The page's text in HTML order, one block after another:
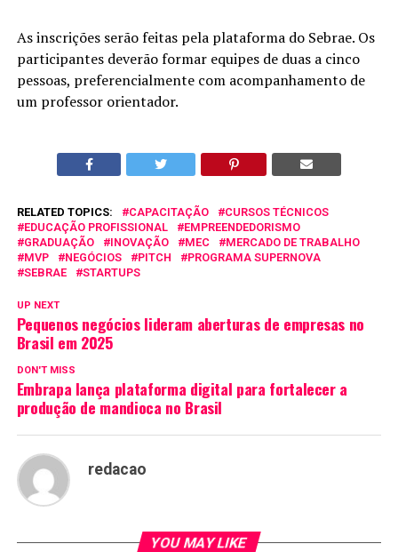
As inscrições serão feitas pela plataforma do Sebrae. Os
participantes deverão formar equipes de duas a cinco
pessoas, preferencialmente com acompanhamento de
um professor orientador.
RELATED TOPICS: CAPACITAÇÃO
CURSOS TÉCNICOS
EDUCAÇÃO PROFISSIONAL
EMPREENDEDORISMO
GRADUAÇÃO
INOVAÇÃO MEC
MERCADO DE TRABALHO
MVP
NEGÓCIOS PITCH
PROGRAMA SUPERNOVA
SEBRAE
STARTUPS
UP NEXT
Pequenos negócios lideram aberturas de empresas no
Brasil em 2025
DON'T MISS
Embrapa lança plataforma digital para fortalecer a
produção de mandioca no Brasil
redacao
YOU MAY LIKE